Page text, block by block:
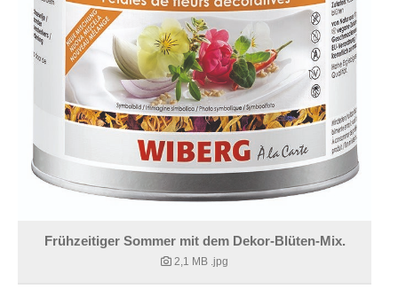
Frühzeitiger Sommer mit dem Dekor-Blüten-Mix.
2,1 MB .jpg